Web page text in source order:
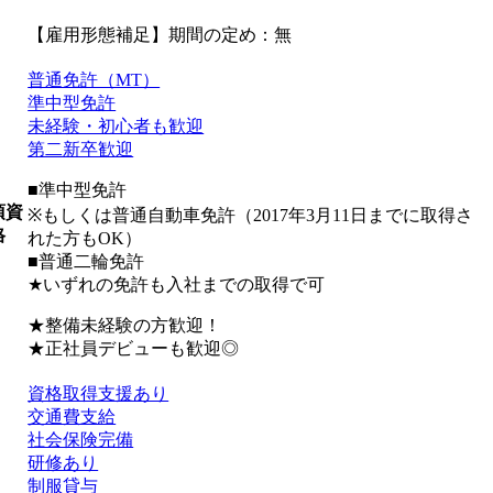
【雇用形態補足】期間の定め：無
資
普通免許（MT）
準中型免許
未経験・初心者も歓迎
第二新卒歓迎
■準中型免許
※もしくは普通自動車免許（2017年3月11日までに取得さ
れた方もOK）
■普通二輪免許
★いずれの免許も入社までの取得で可
★整備未経験の方歓迎！
★正社員デビューも歓迎◎
資格取得支援あり
交通費支給
社会保険完備
研修あり
制服貸与